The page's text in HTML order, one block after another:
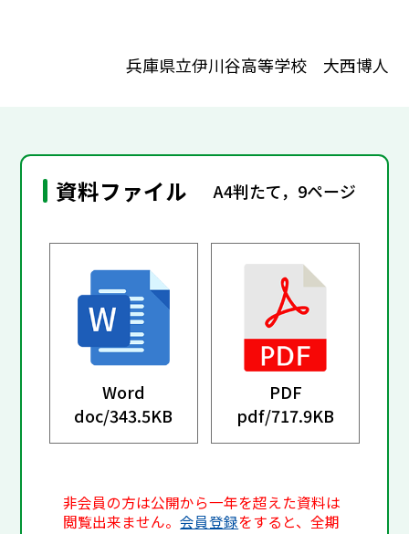
兵庫県立伊川谷高等学校 大西博人
資料ファイル A4判たて，9ページ
Word
doc/343.5KB
PDF
pdf/717.9KB
非会員の方は公開から一年を超えた資料は
閲覧出来ません。会員登録をすると、全期